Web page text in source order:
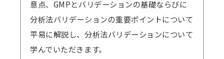
具合が起きる可能性があります。
対応ブラウザ
をご確認の上、必ず事前のテ
ストミーティング
をお願いします。
（iOSやAndroidOS ご利用の場合は、アプリ
視聴できるかご確認ください。（テスト視聴動
画へ）パスワード「123456」
意点、GMPとバリデーションの基礎ならびに
分析法バリデーションの重要ポイントについて
平易に解説し、分析法バリデーションについて
学んでいただきます。